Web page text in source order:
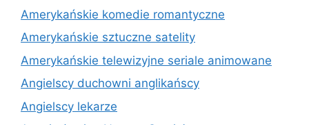
Amerykańskie komedie romantyczne
Amerykańskie sztuczne satelity
Amerykańskie telewizyjne seriale animowane
Angielscy duchowni anglikańscy
Angielscy lekarze